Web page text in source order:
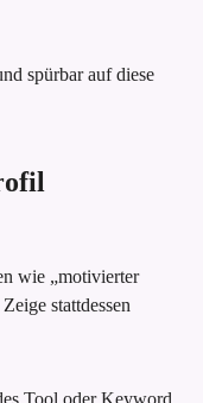
spürbar auf diese
wie „motivierter
stattdessen